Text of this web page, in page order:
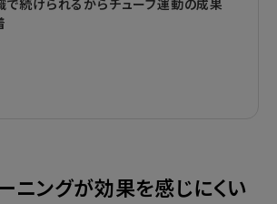
で続けられるからチューブ運動の成果
ニングが効果を感じにくい